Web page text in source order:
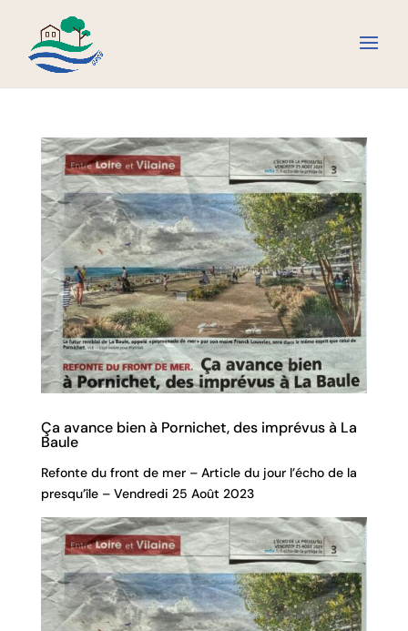
Ça avance bien à Pornichet, des imprévus à La
Baule
Refonte du front de mer – Article du jour l’écho de la
presqu’île – Vendredi 25 Août 2023